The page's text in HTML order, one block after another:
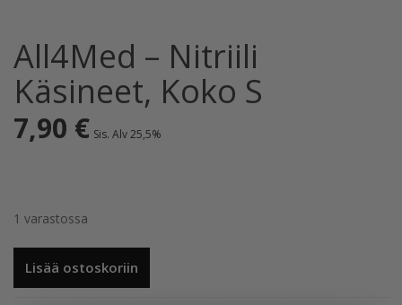
All4Med – Nitriili
Käsineet, Koko S
7,90 € Sis. Alv 25,5%
1 varastossa
Lisää ostoskoriin